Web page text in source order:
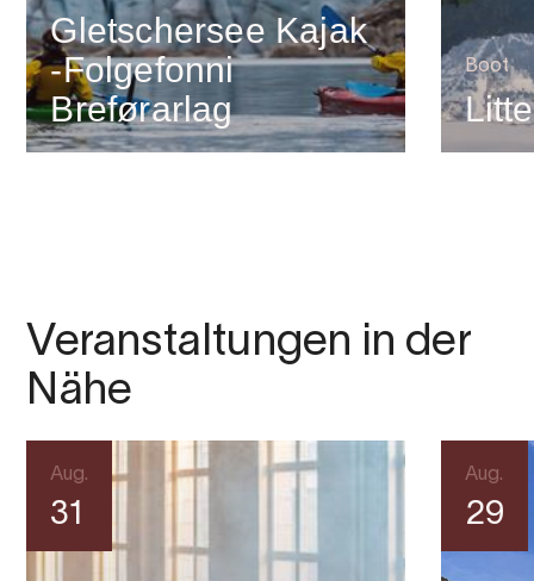
Gletschersee Kajak
-Folgefonni
Breførarlag
Boot
Veranstaltungen in der
Nähe
Aug.
31
Aug.
29